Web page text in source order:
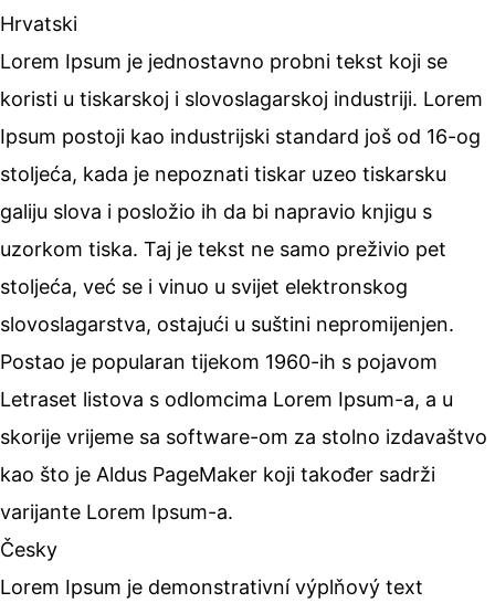
Hrvatski
Lorem Ipsum je jednostavno probni tekst koji se
koristi u tiskarskoj i slovoslagarskoj industriji. Lorem
Ipsum postoji kao industrijski standard još od 16-og
stoljeća, kada je nepoznati tiskar uzeo tiskarsku
galiju slova i posložio ih da bi napravio knjigu s
uzorkom tiska. Taj je tekst ne samo preživio pet
stoljeća, već se i vinuo u svijet elektronskog
slovoslagarstva, ostajući u suštini nepromijenjen.
Postao je popularan tijekom 1960-ih s pojavom
Letraset listova s odlomcima Lorem Ipsum-a, a u
skorije vrijeme sa software-om za stolno izdavaštvo
kao što je Aldus PageMaker koji također sadrži
varijante Lorem Ipsum-a.
Česky
Lorem Ipsum je demonstrativní výplňový text